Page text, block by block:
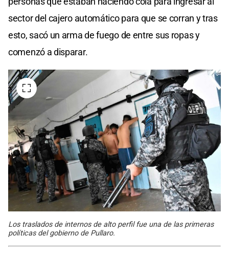
sector del cajero automático para que se corran y tras
esto, sacó un arma de fuego de entre sus ropas y
comenzó a disparar.
Los traslados de internos de alto perfil fue una de las primeras
políticas del gobierno de Pullaro.